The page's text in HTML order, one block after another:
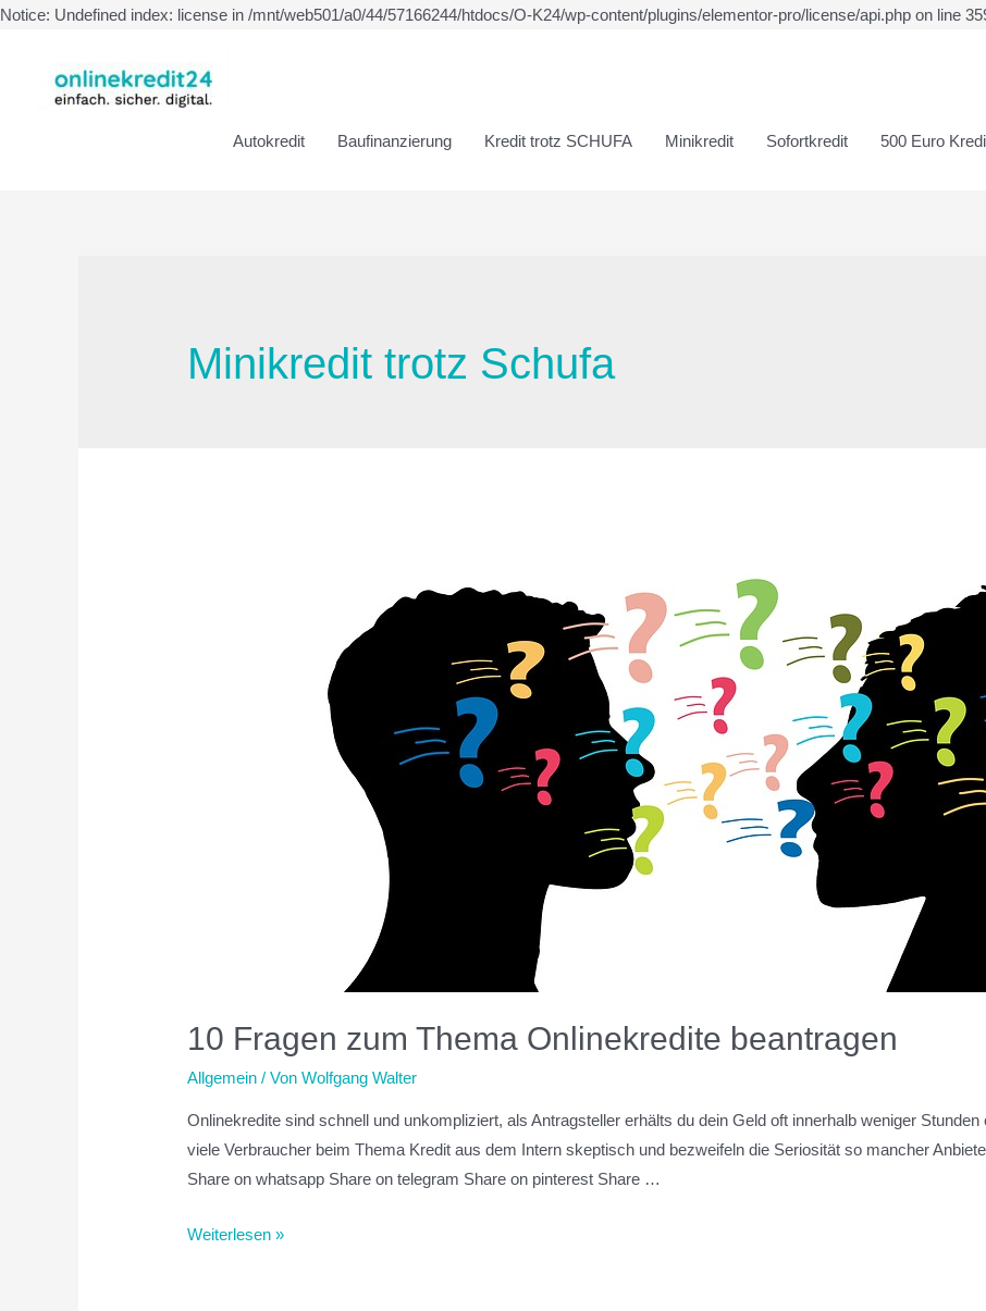
Notice: Undefined index: license in /mnt/web501/a0/44/57166244/htdocs/O-K24/wp-content/plugins/elementor-pro/license/api.php on line
Autokredit Baufinanzierung Kredit trotz SCHUFA Minikredit Sofortkredit 500 Euro
Minikredit trotz Schufa
10 Fragen zum Thema Onlinekredite beantragen
Allgemein / VonWolfgang Walter
Onlinekredite sind schnell und unkompliziert, als Antragsteller erhälts du dein Geld oft innerhalb weniger
viele Verbraucher beim Thema Kredit aus dem Intern skeptisch und bezweifeln die Seriosität so mancher
Share on whatsapp Share on telegram Share on pinterest Share …
Weiterlesen »